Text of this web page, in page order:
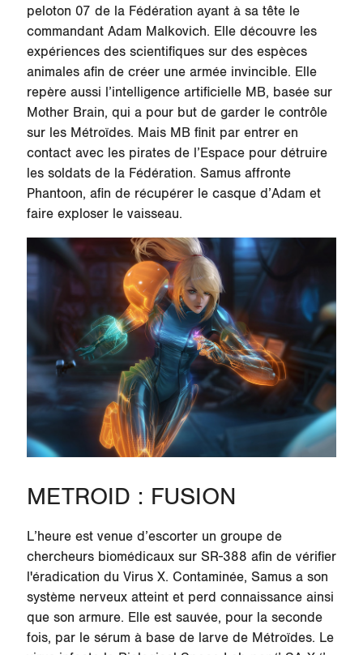
peloton 07 de la Fédération ayant à sa tête le
commandant Adam Malkovich. Elle découvre les
expériences des scientifiques sur des espèces
animales afin de créer une armée invincible. Elle
repère aussi l’intelligence artificielle MB, basée sur
Mother Brain, qui a pour but de garder le contrôle
sur les Métroïdes. Mais MB finit par entrer en
contact avec les pirates de l’Espace pour détruire
les soldats de la Fédération. Samus affronte
Phantoon, afin de récupérer le casque d’Adam et
faire exploser le vaisseau.
METROID : FUSION
L’heure est venue d’escorter un groupe de
chercheurs biomédicaux sur SR-388 afin de vérifier
l'éradication du Virus X. Contaminée, Samus a son
système nerveux atteint et perd connaissance ainsi
que son armure. Elle est sauvée, pour la seconde
fois, par le sérum à base de larve de Métroïdes. Le